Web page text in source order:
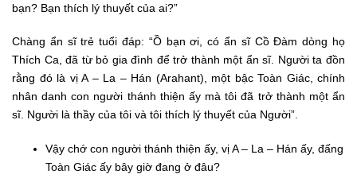
bạn? Bạn thích lý thuyết của ai?”
Chàng ẩn sĩ trẻ tuổi đáp: “Ồ bạn ơi, có ẩn sĩ Cồ Đàm dòng họ
Thích Ca, đã từ bỏ gia đình để trở thành một ẩn sĩ. Người ta đồn
rằng đó là vị A – La – Hán (Arahant), một bậc Toàn Giác, chính
nhân danh con người thánh thiện ấy mà tôi đã trở thành một ẩn
sĩ. Người là thầy của tôi và tôi thích lý thuyết của Người”.
Vậy chớ con người thánh thiện ấy, vị A – La – Hán ấy, đấng
Toàn Giác ấy bây giờ đang ở đâu?